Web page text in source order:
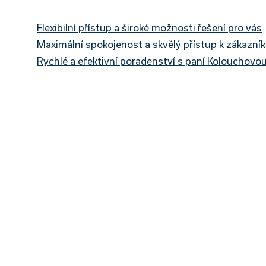
Flexibilní přístup a široké možnosti řešení pro vás
Maximální spokojenost a skvělý přístup k
Rychlé a efektivní poradenství s paní Kolouchovou